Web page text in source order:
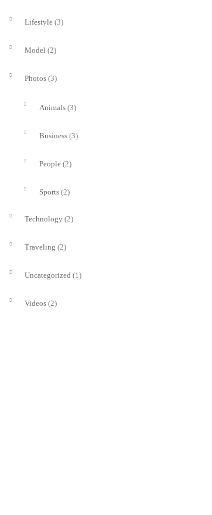
Lifestyle (3)
Model (2)
Photos (3)
Animals (3)
Business (3)
People (2)
Sports (2)
Technology (2)
Traveling (2)
Uncategorized (1)
Videos (2)